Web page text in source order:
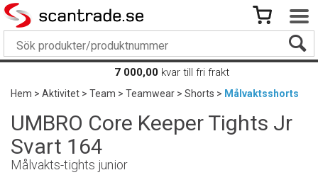
7 000,00 kvar till fri frakt
Hem>Aktivitet>Team>Teamwear>Shorts> Målvaktsshorts
UMBRO Core Keeper Tights Jr
Svart 164
Målvakts-tights junior